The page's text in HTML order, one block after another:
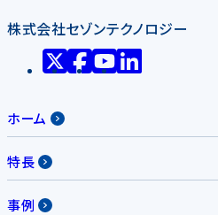
株式会社セゾンテクノロジー
ホーム
特長
事例